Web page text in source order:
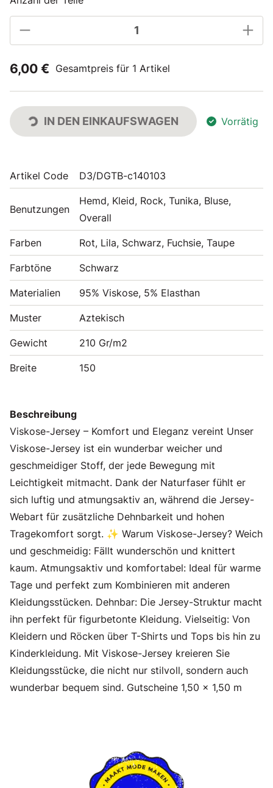
6,00 € Gesamtpreis für 1 Artikel
IN DEN EINKAUFSWAGEN Vorrätig
Artikel Code D3/DGTB-c140103
Benutzungen
Hemd, Kleid, Rock, Tunika, Bluse,
Overall
Farben Rot, Lila, Schwarz, Fuchsie, Taupe
Farbtöne Schwarz
Materialien 95% Viskose, 5% Elasthan
Muster Aztekisch
Gewicht 210 Gr/m2
Breite 150
Beschreibung
Viskose-Jersey – Komfort und Eleganz vereint Unser
Viskose-Jersey ist ein wunderbar weicher und
geschmeidiger Stoff, der jede Bewegung mit
Leichtigkeit mitmacht. Dank der Naturfaser fühlt er
sich luftig und atmungsaktiv an, während die Jersey-
Webart für zusätzliche Dehnbarkeit und hohen
Tragekomfort sorgt. ✨ Warum Viskose-Jersey? Weich
und geschmeidig: Fällt wunderschön und knittert
kaum. Atmungsaktiv und komfortabel: Ideal für warme
Tage und perfekt zum Kombinieren mit anderen
Kleidungsstücken. Dehnbar: Die Jersey-Struktur macht
ihn perfekt für figurbetonte Kleidung. Vielseitig: Von
Kleidern und Röcken über T-Shirts und Tops bis hin zu
Kinderkleidung. Mit Viskose-Jersey kreieren Sie
Kleidungsstücke, die nicht nur stilvoll, sondern auch
wunderbar bequem sind. Gutscheine 1,50 x 1,50 m